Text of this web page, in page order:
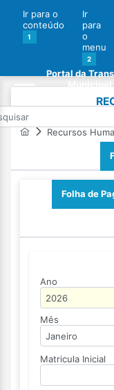
Ir para o
conteúdo
1
Ir
para
o
menu
2
Portal da
Recursos
Folha de
Ano
Mês
Janeiro
Matricula Inicial